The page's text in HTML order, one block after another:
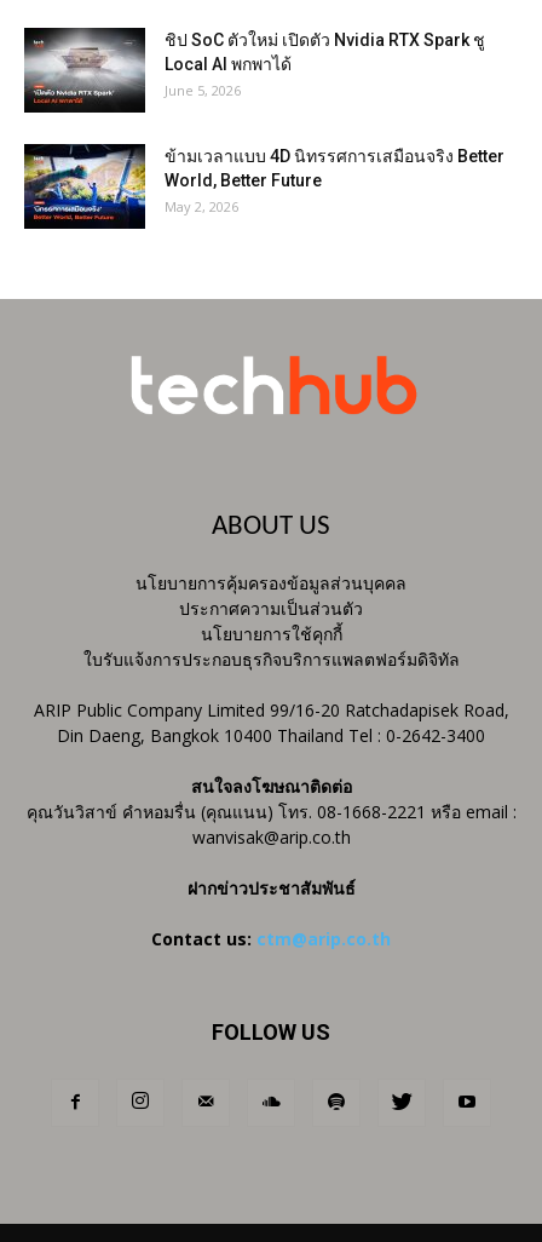
ชิป SoC ตัวใหม่ เปิดตัว Nvidia RTX Spark ชู
Local AI พกพาได้
June 5, 2026
ข้ามเวลาแบบ 4D นิทรรศการเสมือนจริง Better
World, Better Future
May 2, 2026
ABOUT US
นโยบายการคุ้มครองข้อมูลส่วนบุคคล
ประกาศความเป็นส่วนตัว
นโยบายการใช้คุกกี้
ใบรับแจ้งการประกอบธุรกิจบริการแพลตฟอร์มดิจิทัล
ARIP Public Company Limited 99/16-20 Ratchadapisek Road,
Din Daeng, Bangkok 10400 Thailand Tel : 0-2642-3400
สนใจลงโฆษณาติดต่อ
คุณวันวิสาข์ คำหอมรื่น (คุณแนน) โทร. 08-1668-2221 หรือ email :
wanvisak@arip.co.th
ฝากข่าวประชาสัมพันธ์
Contact us: ctm@arip.co.th
FOLLOW US